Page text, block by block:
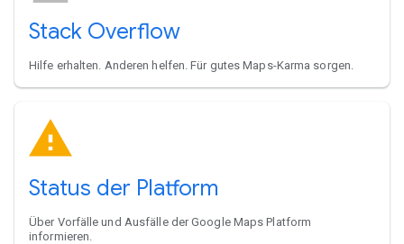
Stack Overflow
Hilfe erhalten. Anderen helfen. Für gutes Maps-Karma sorgen.
Status der Platform
Über Vorfälle und Ausfälle der Google Maps Platform
informieren.